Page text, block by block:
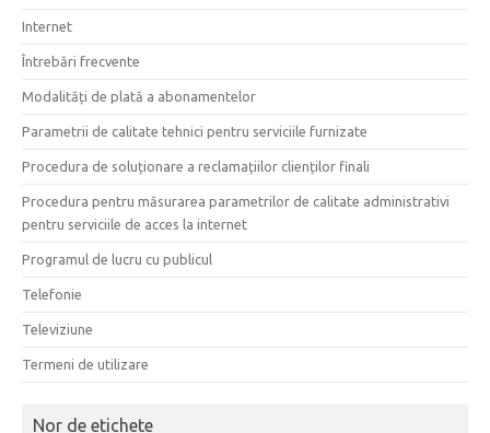
Internet
Întrebări frecvente
Modalități de plată a abonamentelor
Parametrii de calitate tehnici pentru serviciile furnizate
Procedura de soluționare a reclamațiilor clienților finali
Procedura pentru măsurarea parametrilor de calitate administrativi
pentru serviciile de acces la internet
Programul de lucru cu publicul
Telefonie
Televiziune
Termeni de utilizare
Nor de etichete